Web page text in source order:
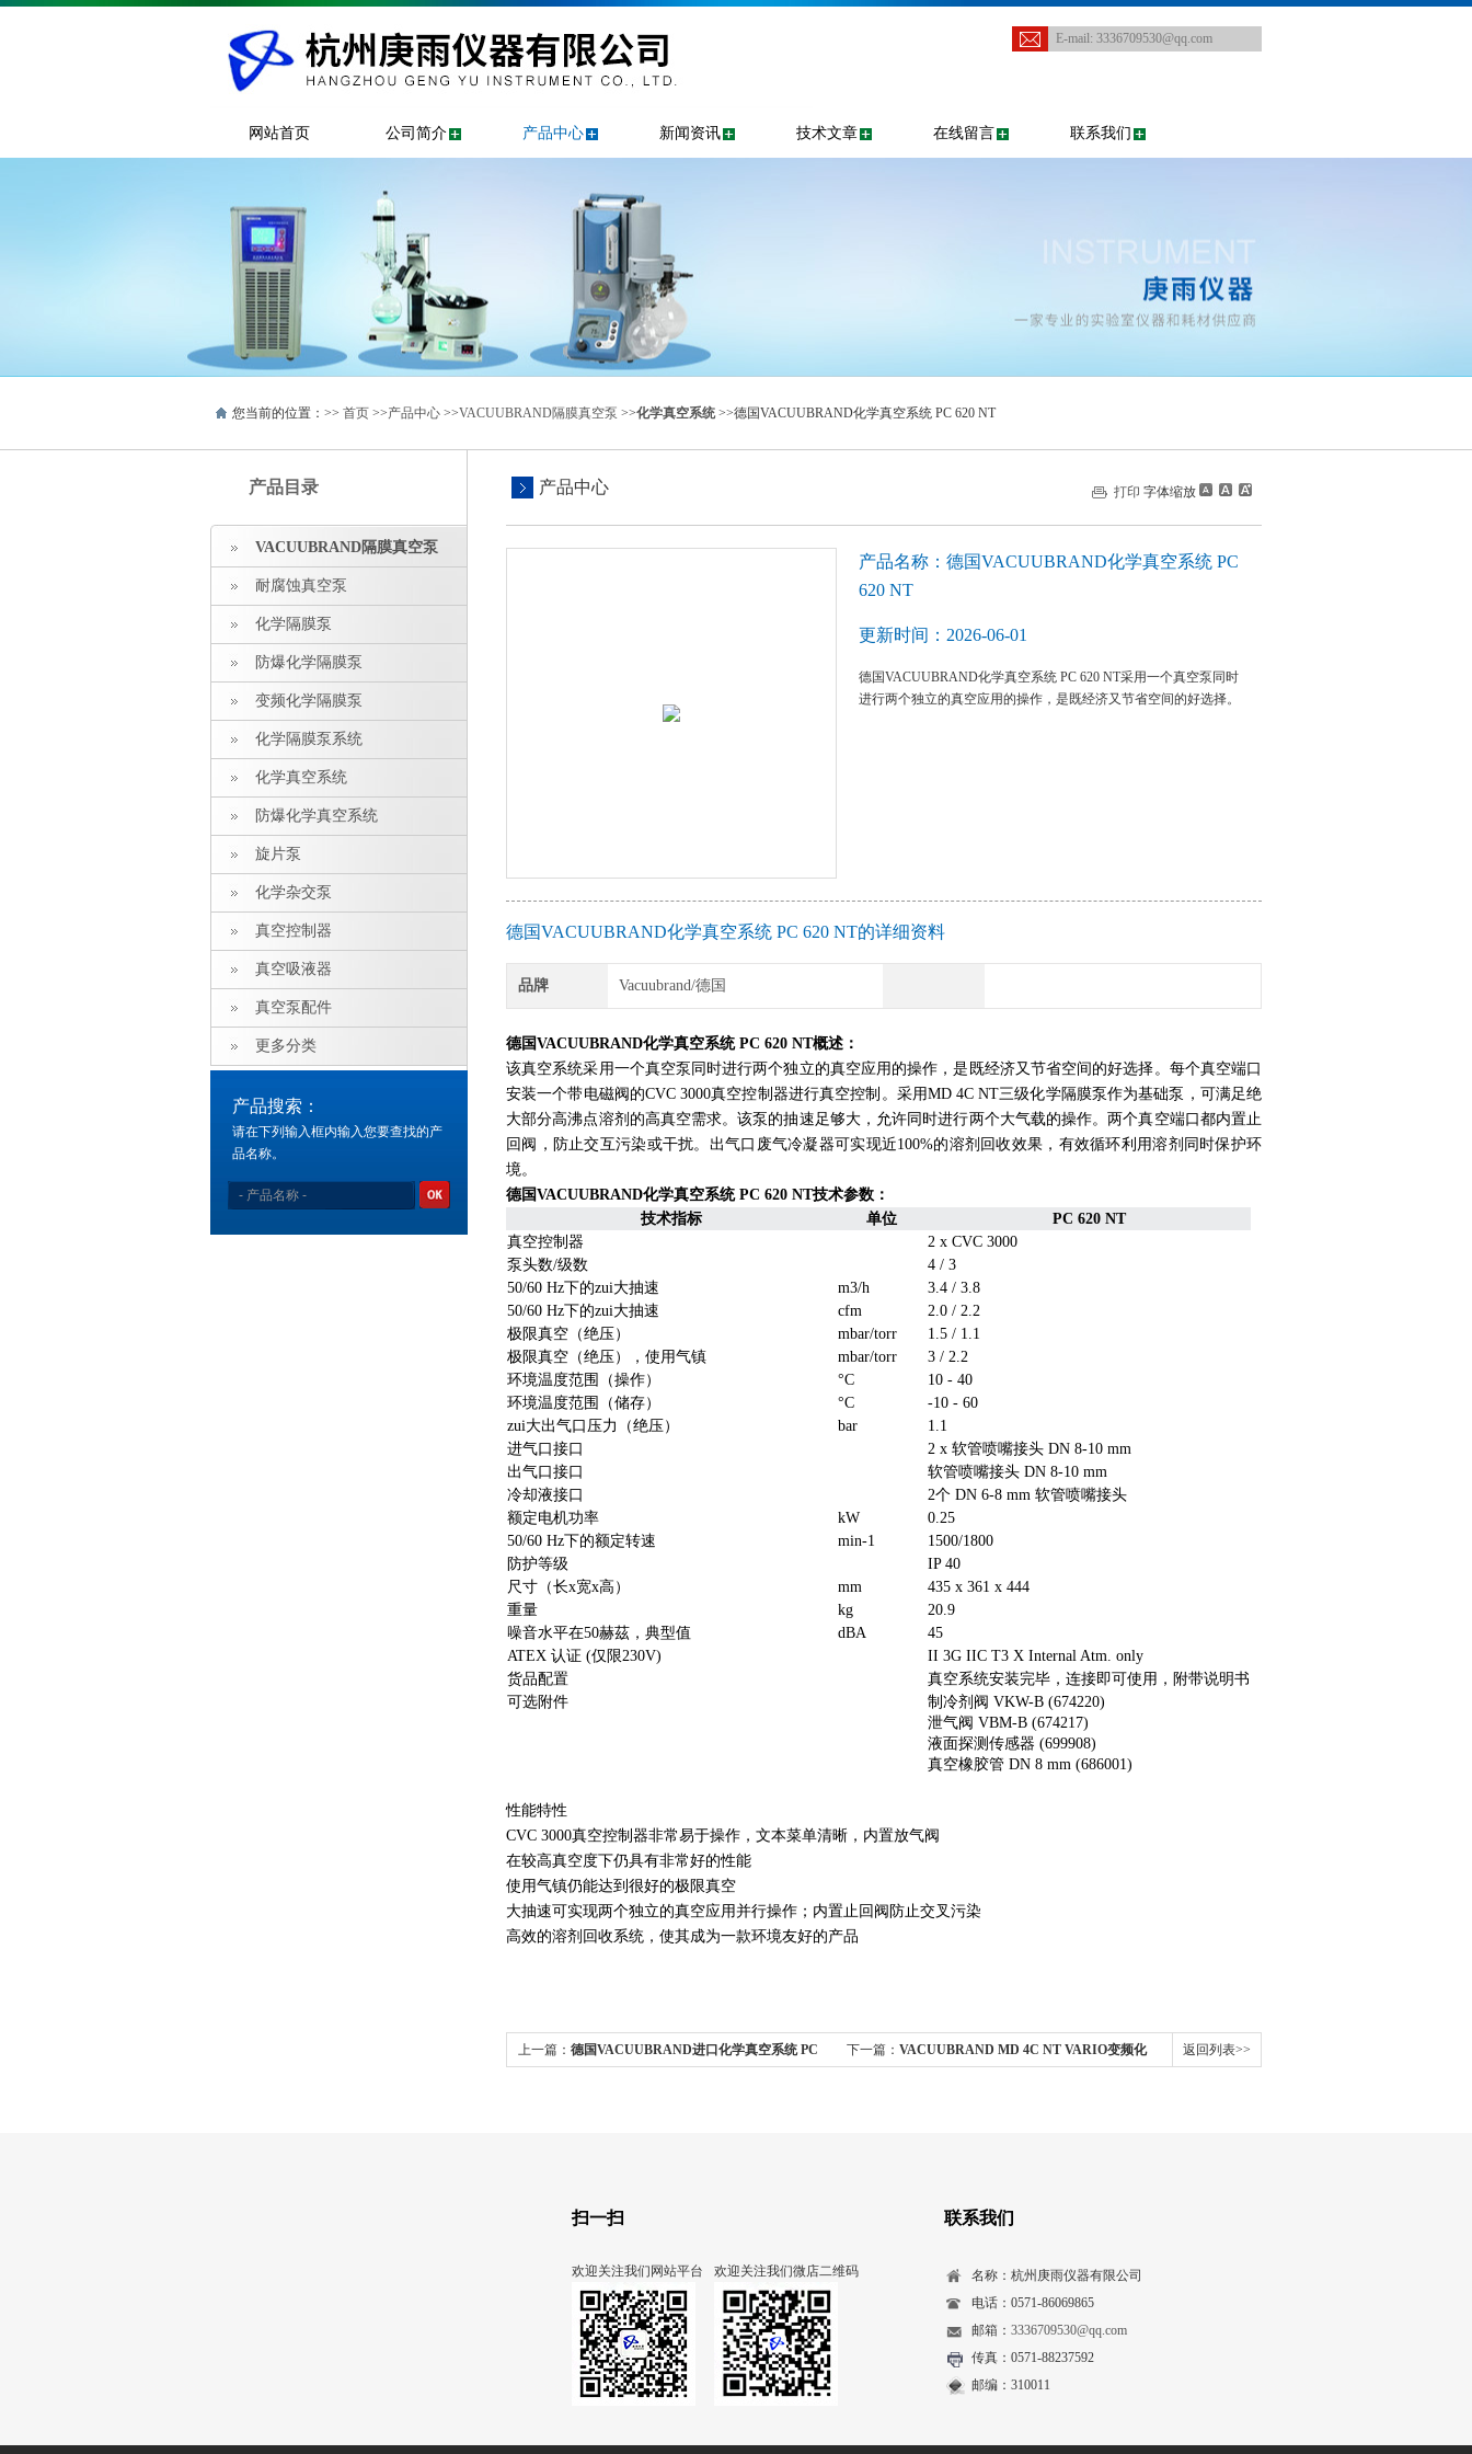
E-mail: 3336709530@qq.com
网站首页 公司简介 产品中心 新闻资讯 技术文章 在线留言 联系我们
您当前的位置：>> 首页 >>产品中心 >>VACUUBRAND隔膜真空泵 >>化学真空系统 >>德国VACUUBRAND化学真空系统 PC 620 NT
产品目录
VACUUBRAND隔膜真空泵
耐腐蚀真空泵
化学隔膜泵
防爆化学隔膜泵
变频化学隔膜泵
化学隔膜泵系统
化学真空系统
防爆化学真空系统
旋片泵
化学杂交泵
真空控制器
真空吸液器
真空泵配件
更多分类
产品搜索：
请在下列输入框内输入您要查找的产
品名称。
产品中心 打印 字体缩放
产品名称：德国VACUUBRAND化学真空系统 PC
620 NT
更新时间：2026-06-01
德国VACUUBRAND化学真空系统 PC 620 NT采用一个真空泵同时
进行两个独立的真空应用的操作，是既经济又节省空间的好选择。
德国VACUUBRAND化学真空系统 PC 620 NT的详细资料
品牌 Vacuubrand/德国
德国VACUUBRAND化学真空系统 PC 620 NT概述：
该真空系统采用一个真空泵同时进行两个独立的真空应用的操作，是既经济又节省空间的好选择。每个真空端口
安装一个带电磁阀的CVC 3000真空控制器进行真空控制。采用MD 4C NT三级化学隔膜泵作为基础泵，可满足绝
大部分高沸点溶剂的高真空需求。该泵的抽速足够大，允许同时进行两个大气载的操作。两个真空端口都内置止
回阀，防止交互污染或干扰。出气口废气冷凝器可实现近100%的溶剂回收效果，有效循环利用溶剂同时保护环
境。
德国VACUUBRAND化学真空系统 PC 620 NT技术参数：
技术指标
单位
PC 620 NT
真空控制器
2 x CVC 3000
泵头数/级数
4 / 3
50/60 Hz下的zui大抽速
m3/h
3.4 / 3.8
50/60 Hz下的zui大抽速
cfm
2.0 / 2.2
极限真空（绝压）
mbar/torr
1.5 / 1.1
极限真空（绝压），使用气镇
mbar/torr
3 / 2.2
环境温度范围（操作）
°C
10 - 40
环境温度范围（储存）
°C
-10 - 60
zui大出气口压力（绝压）
bar
1.1
进气口接口
2 x 软管喷嘴接头 DN 8-10 mm
出气口接口
软管喷嘴接头 DN 8-10 mm
冷却液接口
2个 DN 6-8 mm 软管喷嘴接头
额定电机功率
kW
0.25
50/60 Hz下的额定转速
min-1
1500/1800
防护等级
IP 40
尺寸（长x宽x高）
mm
435 x 361 x 444
重量
kg
20.9
噪音水平在50赫茲，典型值
dBA
45
ATEX 认证 (仅限230V)
II 3G IIC T3 X Internal Atm. only
货品配置
真空系统安装完毕，连接即可使用，附带说明书
可选附件
制冷剂阀 VKW-B (674220)
泄气阀 VBM-B (674217)
液面探测传感器 (699908)
真空橡胶管 DN 8 mm (686001)
性能特性
CVC 3000真空控制器非常易于操作，文本菜单清晰，内置放气阀
在较高真空度下仍具有非常好的性能
使用气镇仍能达到很好的极限真空
大抽速可实现两个独立的真空应用并行操作；内置止回阀防止交叉污染
高效的溶剂回收系统，使其成为一款环境友好的产品
上一篇： 德国VACUUBRAND进口化学真空系统 PC 下一篇： VACUUBRAND MD 4C NT VARIO变频化 返回列表>>
扫一扫
欢迎关注我们网站平台 欢迎关注我们微店二维码
联系我们
名称：杭州庚雨仪器有限公司
电话：0571-86069865
邮箱： 3336709530@qq.com
传真：0571-88237592
邮编：310011